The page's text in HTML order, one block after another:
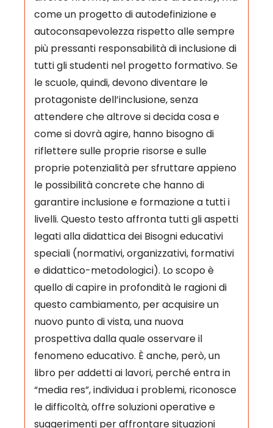
come un progetto di autodefinizione e
autoconsapevolezza rispetto alle sempre
più pressanti responsabilità di inclusione di
tutti gli studenti nel progetto formativo. Se
le scuole, quindi, devono diventare le
protagoniste dell’inclusione, senza
attendere che altrove si decida cosa e
come si dovrà agire, hanno bisogno di
riflettere sulle proprie risorse e sulle
proprie potenzialità per sfruttare appieno
le possibilità concrete che hanno di
garantire inclusione e formazione a tutti i
livelli. Questo testo affronta tutti gli aspetti
legati alla didattica dei Bisogni educativi
speciali (normativi, organizzativi, formativi
e didattico-metodologici). Lo scopo è
quello di capire in profondità le ragioni di
questo cambiamento, per acquisire un
nuovo punto di vista, una nuova
prospettiva dalla quale osservare il
fenomeno educativo. È anche, però, un
libro per addetti ai lavori, perché entra in
“media res”, individua i problemi, riconosce
le difficoltà, offre soluzioni operative e
suggerimenti per affrontare situazioni